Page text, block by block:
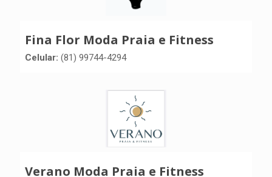
Fina Flor Moda Praia e Fitness
Celular: (81) 99744-4294
Verano Moda Praia e Fitness